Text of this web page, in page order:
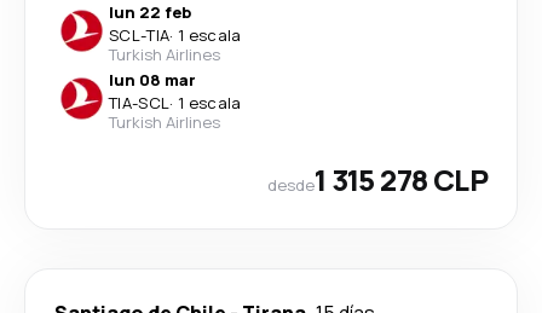
lun 22 feb
SCL-TIA· 1 escala
Turkish Airlines
lun 08 mar
TIA-SCL· 1 escala
Turkish Airlines
desde1 315 278 CLP